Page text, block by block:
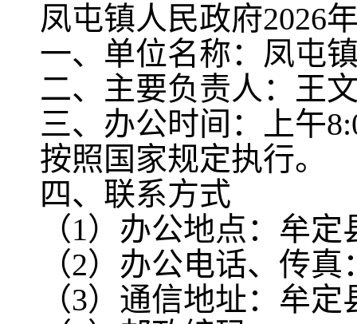
凤屯镇人民政府2026
一、单位名称：凤屯
二、主要负责人：王
三、办公时间：上午
按照国家规定执行。
四、联系方式
（1）办公地点：牟
（2）办公电话、传真
（3）通信地址：牟